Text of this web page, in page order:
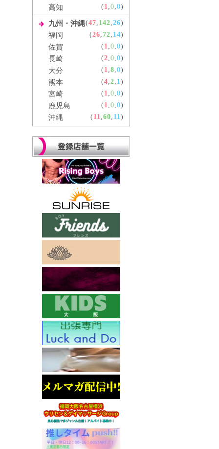
高知 ( 1,0,0)
九州・沖縄(47, 142,26)
福岡 (26,72, 14)
佐賀 ( 1,0,0)
長崎 (2,0,0)
大分 ( 1,8,0)
熊本 (4,2, 1)
宮崎 ( 1,0,0)
鹿児島 ( 1,0,0)
沖縄 ( 11,60, 11)